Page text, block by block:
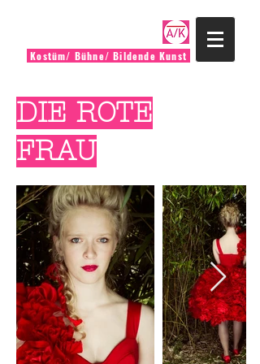
Kostüm/ Bühne/ Bildende Kunst
DIE ROTE
FRAU